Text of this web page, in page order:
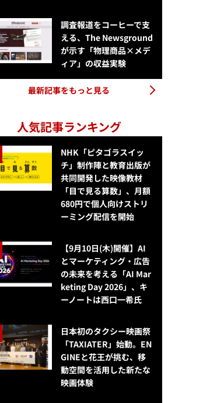
調査報道をコーヒーで支
える、The Newsground
が示す「物理商品×メデ
ィア」の収益実験
最新記事をもっと見る
人気記事ランキング
NHK「ピタゴラスイッ
チ」制作陣と教育出版が
共同開発した映像教材
「目で見る算数」、月額
680円で個人向けストリ
ーミング配信を開始
【9月10日(木)開催】AI
とマーケティング・広告
の未来を考える「AI Mar
keting Day 2026」、キ
ーノートは西口一希氏
日本初のタクシー映画祭
「TAXIATER」始動。EN
GINEと花王が挑む、移
動空間を活用した新たな
映画体験